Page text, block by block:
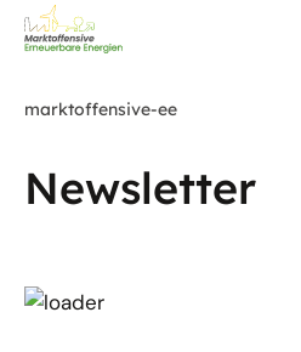
Zum
Hauptinhalt
marktoffensive-ee
Newsletter